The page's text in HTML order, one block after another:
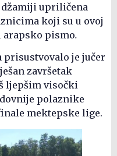
džamiji upriličena
koji su u ovoj
arapsko pismo.
je jučer
završetak
ljepšim visočki
polaznike
mektepske lige.